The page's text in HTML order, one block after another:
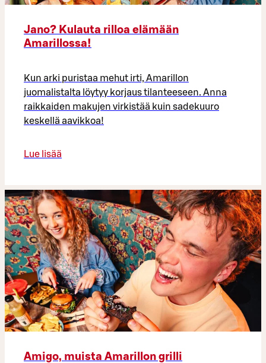
Jano? Kulauta rilloa elämään
Amarillossa!
Kun arki puristaa mehut irti, Amarillon
juomalistalta löytyy korjaus tilanteeseen. Anna
raikkaiden makujen virkistää kuin sadekuuro
keskellä aavikkoa!
Lue lisää
Amigo, muista Amarillon grilli